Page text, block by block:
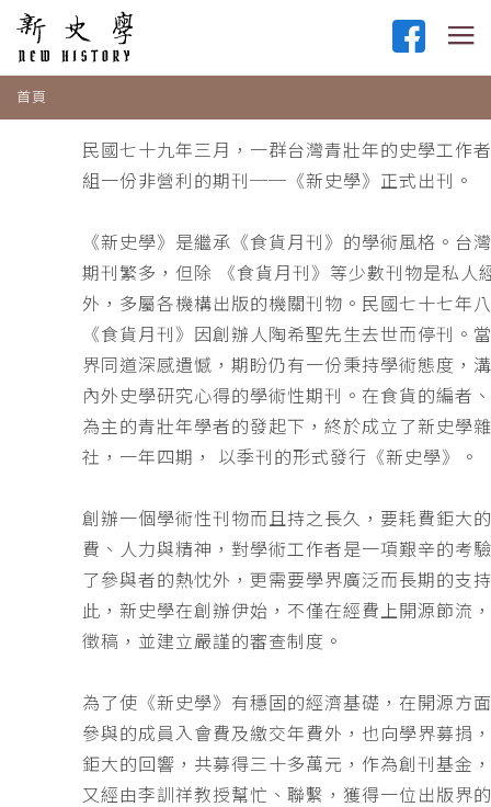
首頁
民國七十九年三月，一群台灣青壯年的史學工作
組一份非營利的期刊──《新史學》正式出刊。
《新史學》是繼承《食貨月刊》的學術風格。台
期刊繁多，但除 《食貨月刊》等少數刊物是私人
外，多屬各機構出版的機關刊物。民國七十七年
《食貨月刊》因創辦人陶希聖先生去世而停刊。
界同道深感遺憾，期盼仍有一份秉持學術態度，
內外史學研究心得的學術性期刊。在食貨的編者
為主的青壯年學者的發起下，終於成立了新史學
社，一年四期， 以季刊的形式發行《新史學》。
創辦一個學術性刊物而且持之長久，要耗費鉅大
費、人力與精神，對學術工作者是一項艱辛的考
了參與者的熱忱外，更需要學界廣泛而長期的支
此，新史學在創辦伊始，不僅在經費上開源節流
徵稿，並建立嚴謹的審查制度。
為了使《新史學》有穩固的經濟基礎，在開源方
參與的成員入會費及繳交年費外，也向學界募捐
鉅大的回響，共募得三十多萬元，作為創刊基金
又經由李訓祥教授幫忙、聯繫，獲得一位出版界